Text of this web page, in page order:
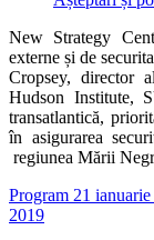
New Strategy
externe și de
Cropsey, director
Hudson Institute,
transatlantică,
în asigurarea
regiunea Mării
Program 21
2019